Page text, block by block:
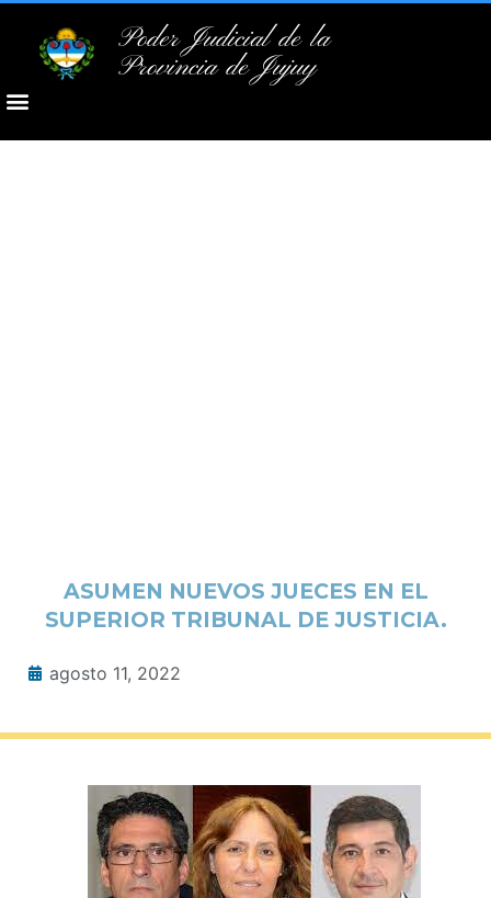
Poder Judicial de la
Provincia de Jujuy
ASUMEN NUEVOS JUECES EN EL
SUPERIOR TRIBUNAL DE JUSTICIA.
agosto 11, 2022